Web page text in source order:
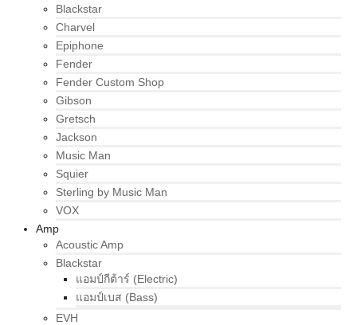
Blackstar
Charvel
Epiphone
Fender
Fender Custom Shop
Gibson
Gretsch
Jackson
Music Man
Squier
Sterling by Music Man
VOX
Amp
Acoustic Amp
Blackstar
แอมป์กีต้าร์ (Electric)
แอมป์เบส (Bass)
EVH